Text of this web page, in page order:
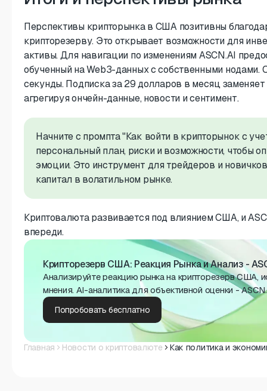
Перспективы крипторынка в США позитивны
крипторезерву. Это открывает возможности для
активы. Для навигации по изменениям ASCN.AI
обученный на Web3-данных с собственными нодами.
секунды. Подписка за 29 долларов в месяц
агрегируя ончейн-данные, новости и сентимент.
Начните с промпта "Как войти в крипторынок с
персональный план, риски и возможности, чтобы
эмоции. Это инструмент для трейдеров и
капитал в волатильном рынке.
Криптовалюта развивается под влиянием США, и
впереди.
Крипторезерв США: Реакция Рынка и Анализ -
Анализируйте реакцию рынка на крипторезерв США,
мнения. AI-аналитика для объективной оценки -
Попробовать бесплатно
Главная Новости о криптовалюте Как политика и